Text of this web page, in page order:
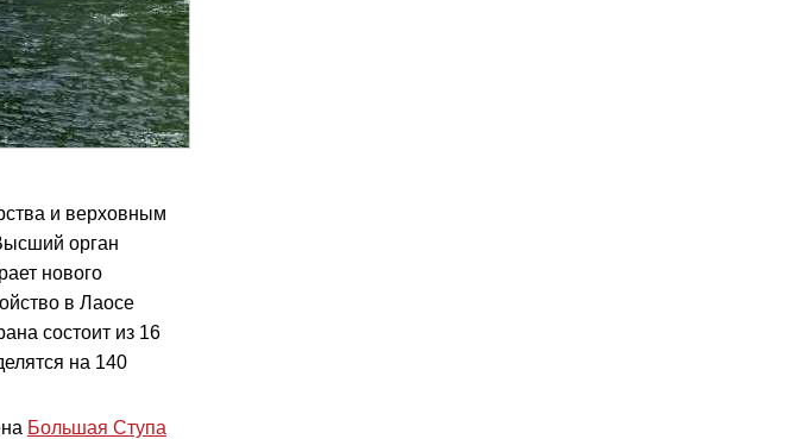
и верховным
орган
нового
в Лаосе
состоит из 16
на 140
Большая Ступа